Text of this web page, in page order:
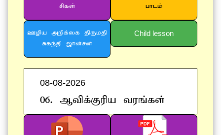
rpfs;
ghlk;
Copa mwpf;if jpUkjp
Rfe;jp [hd;rd;
Child lesson
08-08-2026
06. Mtpf;Fupa tuq;fs;